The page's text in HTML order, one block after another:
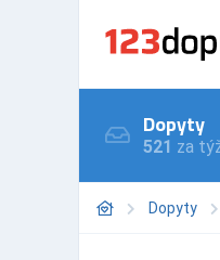
Dopyty
521 za
Dopyty